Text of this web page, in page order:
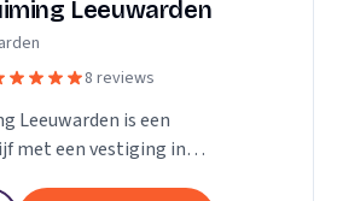
Leeuwarden
8 reviews
Leeuwarden is een
met een vestiging in